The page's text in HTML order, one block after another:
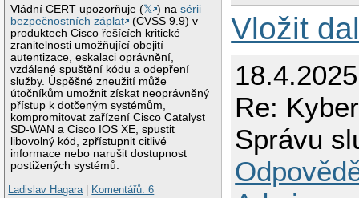
Vládní CERT upozorňuje (𝕏 ) nasérii
bezpečnostních záplat
(CVSS 9.9) v
produktech Cisco řešících kritické
zranitelnosti umožňující obejití
autentizace, eskalaci oprávnění,
vzdálené spuštění kódu a odepření
služby. Úspěšné zneužití může
útočníkům umožnit získat neoprávněný
přístup k dotčeným systémům,
kompromitovat zařízení Cisco Catalyst
SD-WAN a Cisco IOS XE, spustit
libovolný kód, zpřístupnit citlivé
informace nebo narušit dostupnost
postižených systémů.
Ladislav Hagara | Komentářů: 6
Vložit
Re:
Správu